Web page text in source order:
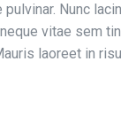
Nunc
vitae sem
laoreet in